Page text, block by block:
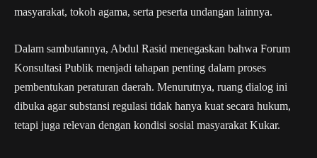
masyarakat, tokoh agama, serta peserta undangan lainnya.
Dalam sambutannya, Abdul Rasid menegaskan bahwa Forum
Konsultasi Publik menjadi tahapan penting dalam proses
pembentukan peraturan daerah. Menurutnya, ruang dialog ini
dibuka agar substansi regulasi tidak hanya kuat secara hukum,
tetapi juga relevan dengan kondisi sosial masyarakat Kukar.